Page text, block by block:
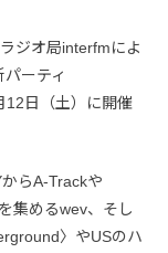
ジオ局interfmによ
ーティ
12日（土）に開催
らA-Trackや
集めるwev、そし
〉やUSのハ